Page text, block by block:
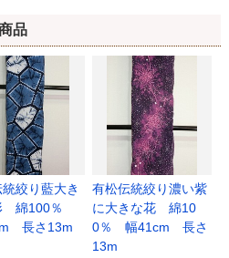
品
絞り藍大き
綿100％
長さ13m
有松伝統絞り濃い紫
に大きな花 綿10
0％ 幅41cm 長さ
13m